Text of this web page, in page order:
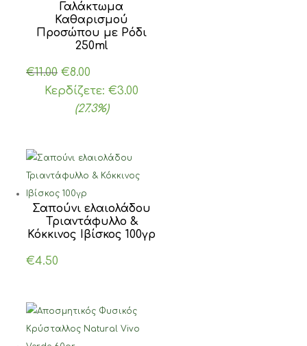
Γαλάκτωμα
Καθαρισμού
Προσώπου με Ρόδι
250ml
€11.00 Original
price
was:
€8.00
τρέχουσα
τιμή
Κερδίζετε:€3.00
(27.3%)
Σαπούνι ελαιολάδου
Τριαντάφυλλο &
Κόκκινος Ιβίσκος 100γρ
€4.50